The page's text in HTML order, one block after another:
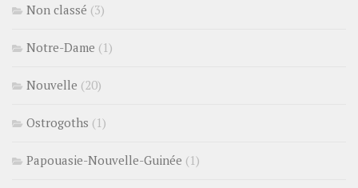
Non classé (3)
Notre-Dame (1)
Nouvelle (20)
Ostrogoths (1)
Papouasie-Nouvelle-Guinée (1)